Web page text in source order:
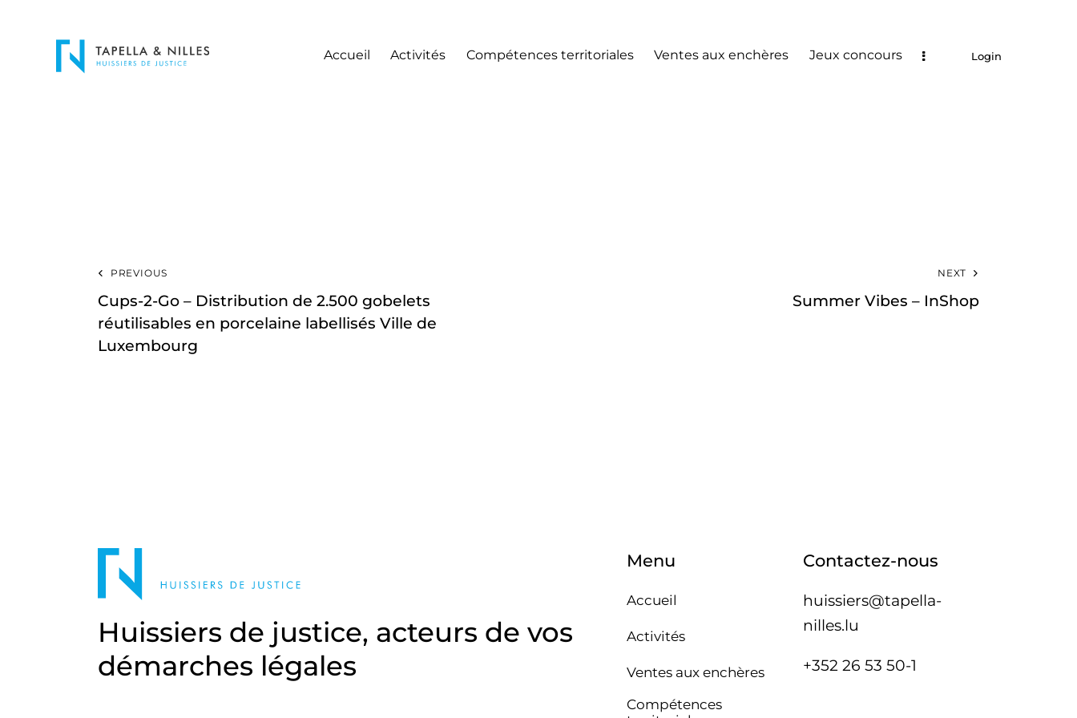
Accueil Activités Compétences territoriales Ventes aux enchères Jeux concours Login
PREVIOUS
Cups-2-Go – Distribution de 2.500 gobelets
réutilisables en porcelaine labellisés Ville de
Luxembourg
NEXT
Summer Vibes – InShop
Huissiers de justice, acteurs de vos
démarches légales
Menu
Accueil
Activités
Ventes aux enchères
Compétences
Contactez-nous
huissiers@tapella-
nilles.lu
+352 26 53 50-1